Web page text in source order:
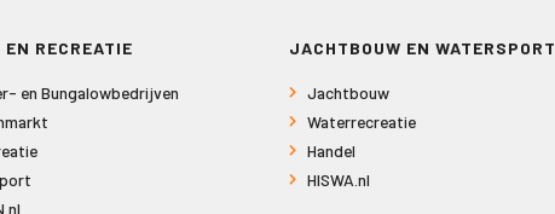
EN RECREATIE
en Bungalowbedrijven
JACHTBOUW EN WATERSPORT
Jachtbouw
Waterrecreatie
Handel
HISWA.nl